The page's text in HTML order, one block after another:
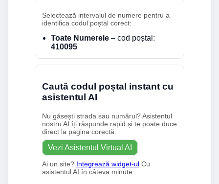
Selectează intervalul de numere pentru a
identifica codul poștal corect:
Toate Numerele – cod poștal:
410095
Caută codul poștal instant cu
asistentul AI
Nu găsești strada sau numărul? Asistentul
nostru AI îți răspunde rapid și te poate duce
direct la pagina corectă.
Vezi Asistentul Virtual AI
Ai un site? Integrează widget-ul Cu
asistentul AI în câteva minute.